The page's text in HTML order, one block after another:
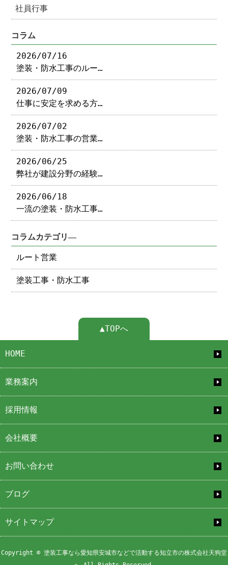
社員行事
コラム
2026/07/16
塗装・防水工事のルー…
2026/07/09
仕事に安定を求める方…
2026/07/02
塗装・防水工事の営業…
2026/06/25
弊社が建設分野の経験…
2026/06/18
一流の塗装・防水工事…
コラムカテゴリ―
ルート営業
塗装工事・防水工事
▲TOPへ
HOME
業務案内
採用情報
会社概要
お問い合わせ
ブログ
サイトマップ
Copyright © 塗装工事なら愛知県安城市などで活動する知立市の株式会社天狗堂